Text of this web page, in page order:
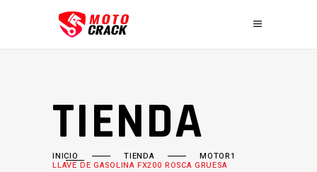
TIENDA
INICIO TIENDA MOTOR1
LLAVE DE GASOLINA FX200 ROSCA GRUESA